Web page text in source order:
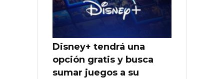
Disney+ tendrá una
opción gratis y busca
sumar juegos a su